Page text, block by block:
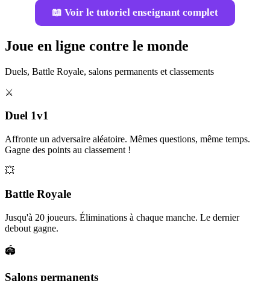
📖 Voir le tutoriel enseignant complet
Joue en ligne contre le monde
Duels, Battle Royale, salons permanents et classements
⚔️
Duel 1v1
Affronte un adversaire aléatoire. Mêmes questions, même temps.
Gagne des points au classement !
💥
Battle Royale
Jusqu'à 20 joueurs. Éliminations à chaque manche. Le dernier
debout gagne.
🏟️
Salons permanents